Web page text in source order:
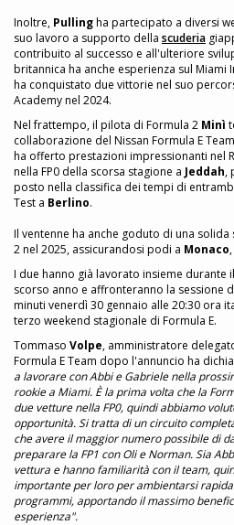
Inoltre, Pullingha partecipato a diversi
suo lavoro a supporto della scuderia
contribuito al successo e all'ulteriore
britannica ha anche esperienza sul
ha conquistato due vittorie nel suo
Academy nel 2024.
Nel frattempo, il pilota di Formula 2 Minì
collaborazione del Nissan Formula E
ha offerto prestazioni impressionanti nel
nella FP0 della scorsa stagione a Jeddah,
posto nella classifica dei tempi di
Test a Berlino.
Il ventenne ha anche goduto di una
2 nel 2025, assicurandosi podi a Monaco,
I due hanno già lavorato insieme durante
scorso anno e affronteranno la sessione
minuti venerdì 30 gennaio alle 20:30 ora
terzo weekend stagionale di Formula E.
Tommaso Volpe, amministratore
Formula E Team dopo l'annuncio ha
a lavorare con Abbi e Gabriele nella
rookie a Miami. È la prima volta che la
due vetture nella FP0, quindi abbiamo
opportunità. Si tratta di un circuito
che avere il maggior numero possibile di
preparare la FP1 con Oli e Norman. Sia
vettura e hanno familiarità con il team,
importante per loro per ambientarsi
programmi, apportando il massimo
esperienza".